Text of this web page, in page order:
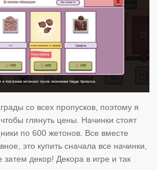
со всех пропусков, поэтому я
глянуть цены. Начинки стоят
по 600 жетонов. Все вместе
это купить сначала все начинки,
декор! Декора в игре и так